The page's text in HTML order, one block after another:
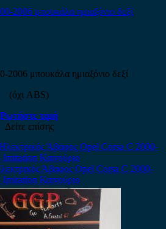
2006 μπουκάλα ημιαξόνιο δεξί
(όχι ABS)
Ρωτήστε τιμή
Δείτε επίσης
Άβαφος Opel Corsa C 2000-
Imitation Καινούριο